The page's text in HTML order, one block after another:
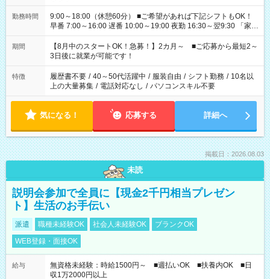
勤務時間
9:00～18:00（休憩60分） ■ご希望があれば下記シフトもOK！
早番 7:00～16:00 遅番 10:00～19:00 夜勤 16:30～翌9:30 「家族
と休みを合わせたい」 「余裕を持って夕飯の準備がしたい」
「できれば残業はしたくない」 など、ご希望を教えてください
ね。 ※Wワーク希望の方へ 今ご覧のお仕事で希望する勤務時間
と、もう1つのお仕事の勤務時間。 合計で週40時間を超える場
合は応募できません。
期間
【8月中のスタートOK！急募！】2カ月～ ■ご応募から最短2～
3日後に就業が可能です！
特徴 履歴書不要 / 40～50代活躍中 / 服装自由 / シフト勤務 / 10名以
上の大量募集 / 電話対応なし / パソコンスキル不要
気になる！ 応募する 詳細へ
掲載日：2026.08.03
未読
説明会参加で全員に【現金2千円相当プレゼン
ト】生活のお手伝い
派遣 職種未経験OK 社会人未経験OK
ブランクOK
WEB登録・面接OK
給与
無資格未経験：時給1500円～ ■週払いOK ■扶養内OK ■日
収1万2000円以上